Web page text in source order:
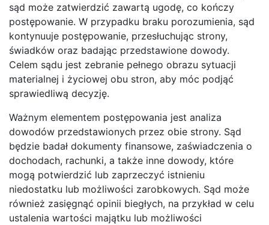
sąd może zatwierdzić zawartą ugodę, co kończy
postępowanie. W przypadku braku porozumienia, sąd
kontynuuje postępowanie, przesłuchując strony,
świadków oraz badając przedstawione dowody.
Celem sądu jest zebranie pełnego obrazu sytuacji
materialnej i życiowej obu stron, aby móc podjąć
sprawiedliwą decyzję.
Ważnym elementem postępowania jest analiza
dowodów przedstawionych przez obie strony. Sąd
będzie badał dokumenty finansowe, zaświadczenia o
dochodach, rachunki, a także inne dowody, które
mogą potwierdzić lub zaprzeczyć istnieniu
niedostatku lub możliwości zarobkowych. Sąd może
również zasięgnąć opinii biegłych, na przykład w celu
ustalenia wartości majątku lub możliwości